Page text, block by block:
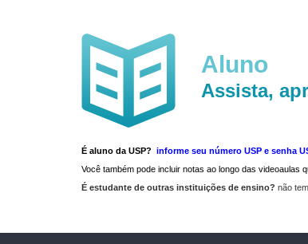
Aluno
Assista,
É aluno da USP? informe seu número USP e senha
Você também pode incluir notas ao longo das videoaulas
É estudante de outras instituições de ensino? não